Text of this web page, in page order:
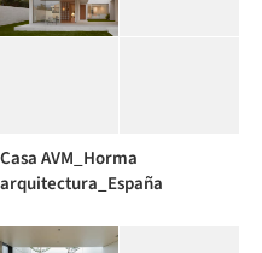
Casa AVM_Horma
arquitectura_España